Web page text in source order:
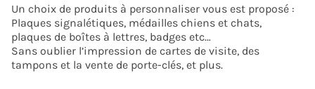
Un choix de produits à personnaliser vous est proposé :
Plaques signalétiques, médailles chiens et chats,
plaques de boîtes à lettres, badges etc…
Sans oublier l’impression de cartes de visite, des
tampons et la vente de porte-clés, et plus.